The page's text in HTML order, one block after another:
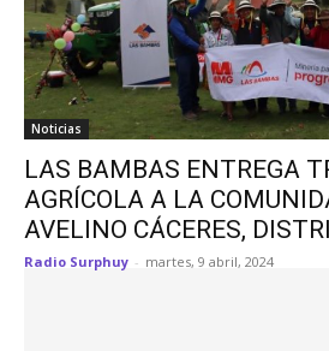
Noticias
LAS BAMBAS ENTREGA
AGRÍCOLA A LA
AVELINO CÁCERES,
Radio Surphuy - martes, 9 abril, 2024